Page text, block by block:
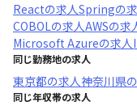
Reactの求人Springの
COBOLの求人AWSの求
Microsoft Azureの求人
同じ勤務地の求人
東京都の求人神奈川県
同じ年収帯の求人